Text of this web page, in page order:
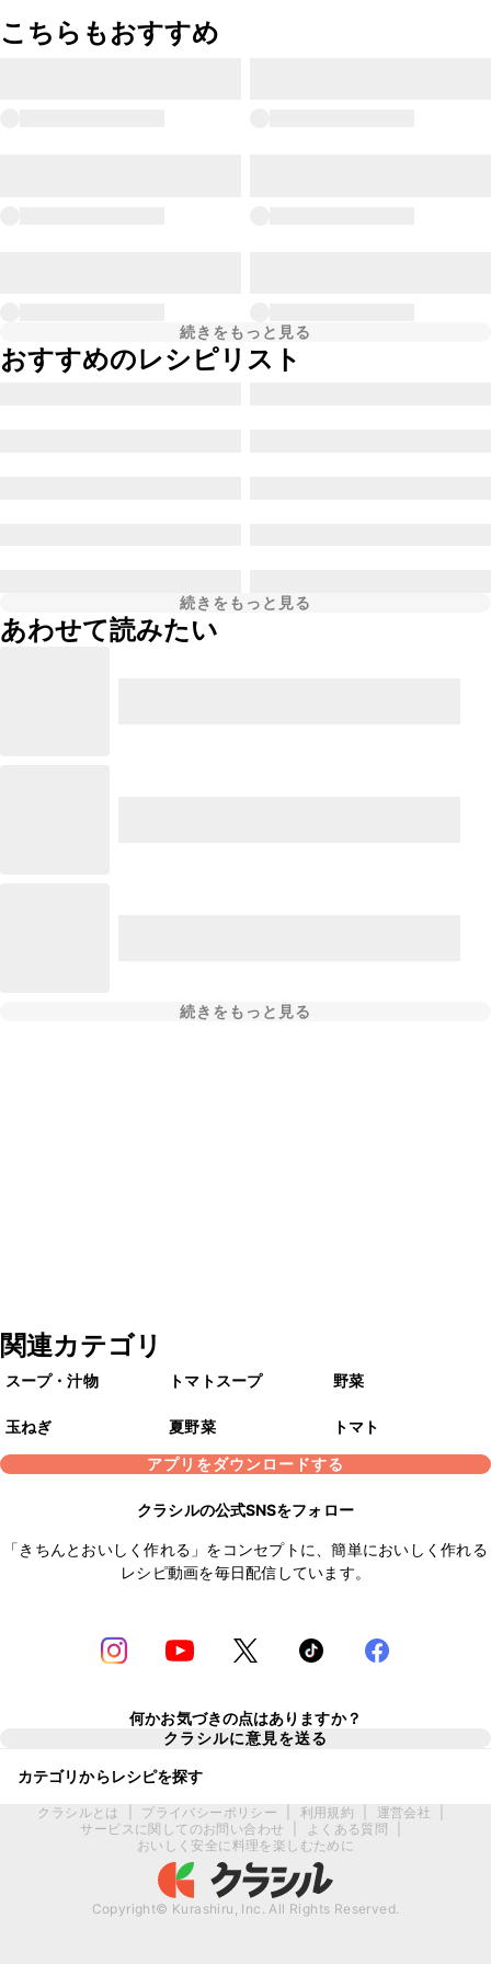
こちらもおすすめ
続きをもっと見る
おすすめのレシピリスト
続きをもっと見る
あわせて読みたい
続きをもっと見る
関連カテゴリ
スープ・汁物 トマトスープ 野菜
玉ねぎ 夏野菜
トマト
アプリをダウンロードする
クラシルの公式SNSをフォロー
「きちんとおいしく作れる」をコンセプトに、簡単においしく作れる
レシピ動画を毎日配信しています。
何かお気づきの点はありますか？
クラシルに意見を送る
カテゴリからレシピを探す
クラシルとは プライバシーポリシー 利用規約 運営会社
サービスに関してのお問い合わせ
よくある質問
おいしく安全に料理を楽しむために
Copyright© Kurashiru, Inc. All Rights Reserved.